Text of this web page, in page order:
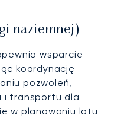
naziemnej)
wsparcie
koordynację
pozwoleń,
i transportu dla
w planowaniu lotu